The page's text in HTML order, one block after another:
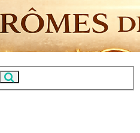
információk